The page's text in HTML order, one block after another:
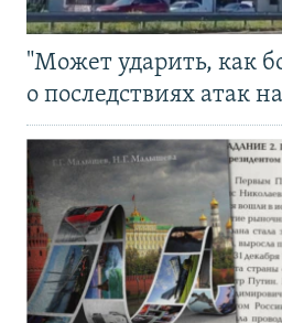
"Может ударить, как
о последствиях атак